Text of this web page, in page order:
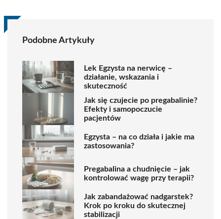
Podobne Artykuły
Lek Egzysta na nerwicę –
działanie, wskazania i
skuteczność
Jak się czujecie po pregabalinie?
Efekty i samopoczucie
pacjentów
Egzysta – na co działa i jakie ma
zastosowania?
Pregabalina a chudnięcie – jak
kontrolować wagę przy terapii?
Jak zabandażować nadgarstek?
Krok po kroku do skutecznej
stabilizacji